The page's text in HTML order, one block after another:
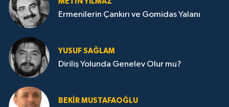
Ermenilerin Çankırı ve Gomidas Yalanı
YUSUF SAĞLAM
Diriliş Yolunda Genelev Olur mu?
BEKIR MUSTAFAOĞLU